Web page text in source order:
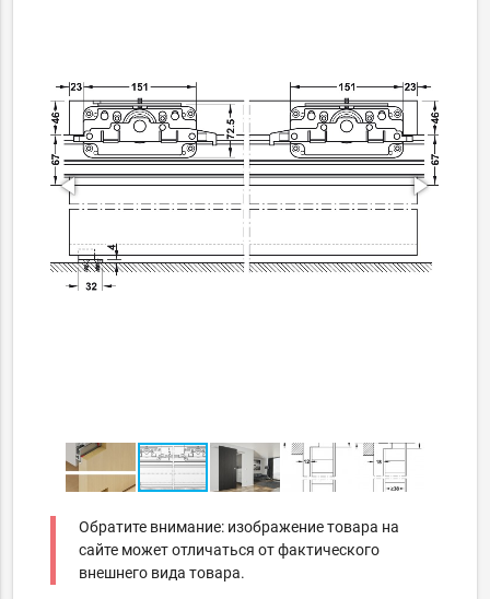
Обратите внимание: изображение товара на
сайте может отличаться от фактического
внешнего вида товара.